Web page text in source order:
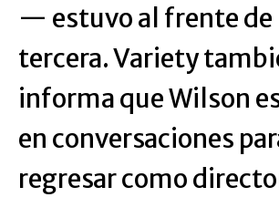
— estuvo al frente de
tercera. Variety
informa que Wilson
en conversaciones
regresar como